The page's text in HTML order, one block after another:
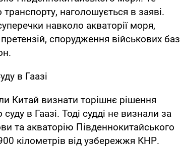
наголошується в заяві.
навколо акваторії моря,
спорудження військових баз
в Гаазі
Китай визнати торішнє рішення
в Гаазі. Тоді судді не визнали за
та акваторію Південнокитайського
кілометрів від узбережжя КНР.